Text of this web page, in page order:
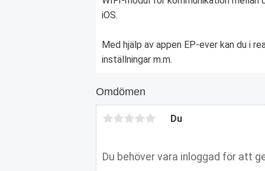
iOS.
Med hjälp av appen EP-ever kan du i
inställningar m.m.
Omdömen
Du